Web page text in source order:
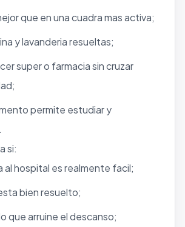
que en una cuadra mas activa;
y lavanderia resueltas;
super o farmacia sin cruzar
permite estudiar y
si:
al hospital es realmente facil;
bien resuelto;
que arruine el descanso;